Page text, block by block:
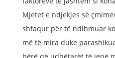
Mjetet e ndjekjes së
shfaqur për të ndihmuar
më të mira duke